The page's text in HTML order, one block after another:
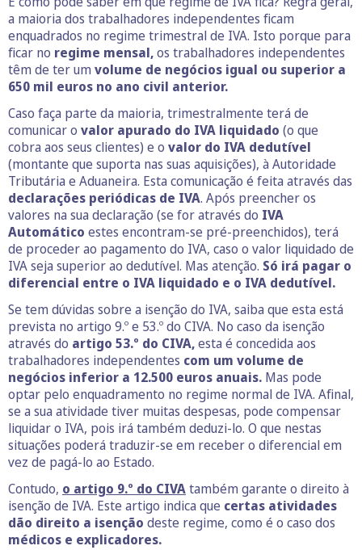
a maioria dos trabalhadores independentes ficam
enquadrados no regime trimestral de IVA. Isto porque para
ficar no regime mensal,os trabalhadores independentes
têm de ter um volume de negócios igual ou superior a
650 mil euros no ano civil anterior.
Caso faça parte da maioria, trimestralmente terá de
comunicar o valor apurado do IVA liquidado (o que
cobra aos seus clientes) e o valor do IVA dedutível
(montante que suporta nas suas aquisições), à Autoridade
Tributária e Aduaneira. Esta comunicação é feita através das
declarações periódicas de IVA. Após preencher os
valores na sua declaração (se for através do IVA
Automático estes encontram-se pré-preenchidos), terá
de proceder ao pagamento do IVA, caso o valor liquidado de
IVA seja superior ao dedutível. Mas atenção. Só irá pagar o
diferencial entre o IVA liquidado e o IVA dedutível.
Se tem dúvidas sobre a isenção do IVA, saiba que esta está
prevista no artigo 9.º e 53.º do CIVA. No caso da isenção
através do artigo 53.º do CIVA,esta é concedida aos
trabalhadores independentes com um volume de
negócios inferior a 12.500 euros anuais. Mas pode
optar pelo enquadramento no regime normal de IVA. Afinal,
se a sua atividade tiver muitas despesas, pode compensar
liquidar o IVA, pois irá também deduzi-lo. O que nestas
situações poderá traduzir-se em receber o diferencial em
vez de pagá-lo ao Estado.
Contudo, o artigo 9.º do CIVAtambém garante o direito à
isenção de IVA. Este artigo indica que certas atividades
dão direito a isenção deste regime, como é o caso dos
médicos e explicadores.